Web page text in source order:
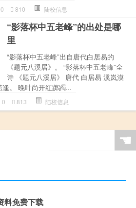
0 810 陆校信息
“影落杯中五老峰”的出处是哪
里
“影落杯中五老峰”出自唐代白居易的
《题元八溪居》。 “影落杯中五老峰”全
诗 《题元八溪居》 唐代 白居易 溪岚漠
。 晚叶尚开红踯躅...
0 813 陆校信息
☚
料免费下载